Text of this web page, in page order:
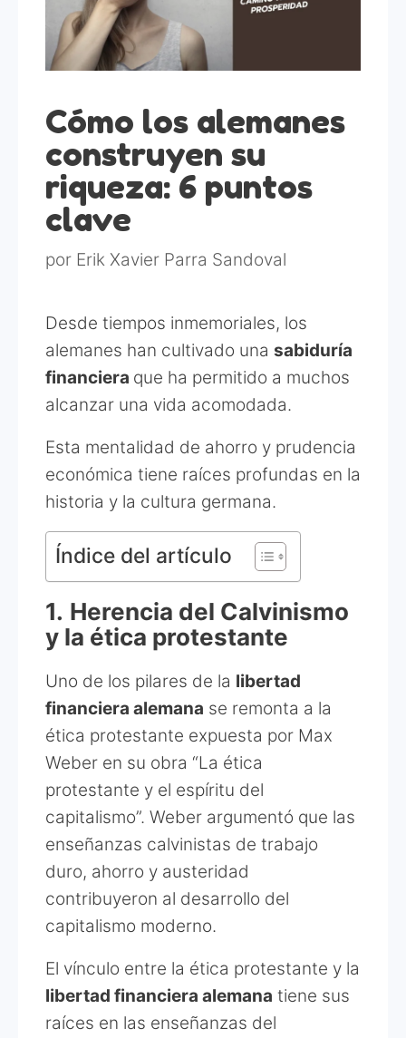
Cómo los alemanes
construyen su
riqueza: 6 puntos
clave
por Erik Xavier Parra Sandoval
Desde tiempos inmemoriales, los
alemanes han cultivado una sabiduría
financiera que ha permitido a muchos
alcanzar una vida acomodada.
Esta mentalidad de ahorro y prudencia
económica tiene raíces profundas en la
historia y la cultura germana.
Índice del artículo
1. Herencia del Calvinismo
y la ética protestante
Uno de los pilares de la libertad
financiera alemana se remonta a la
ética protestante expuesta por Max
Weber en su obra “La ética
protestante y el espíritu del
capitalismo”. Weber argumentó que las
enseñanzas calvinistas de trabajo
duro, ahorro y austeridad
contribuyeron al desarrollo del
capitalismo moderno.
El vínculo entre la ética protestante y la
libertad financiera alemana tiene sus
raíces en las enseñanzas del